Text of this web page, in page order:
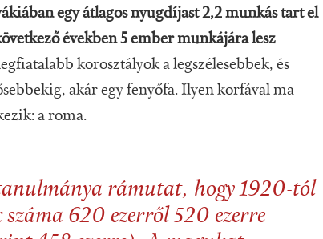
egy átlagos nyugdíjast 2,2 munkás tart el
években 5 ember munkájára lesz
korosztályok a legszélesebbek, és
akár egy fenyőfa. Ilyen korfával ma
a roma.
rámutat, hogy 1920-tól
620 ezerről 520 ezerre